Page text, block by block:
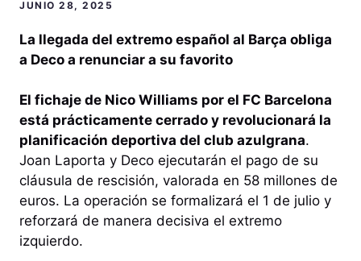
JUNIO 28, 2025
La llegada del extremo español al Barça obliga
a Deco a renunciar a su favorito
El fichaje de Nico Williams por el FC Barcelona
está prácticamente cerrado y revolucionará la
planificación deportiva del club azulgrana.
Joan Laporta y Deco ejecutarán el pago de su
cláusula de rescisión, valorada en 58 millones de
euros. La operación se formalizará el 1 de julio y
reforzará de manera decisiva el extremo
izquierdo.